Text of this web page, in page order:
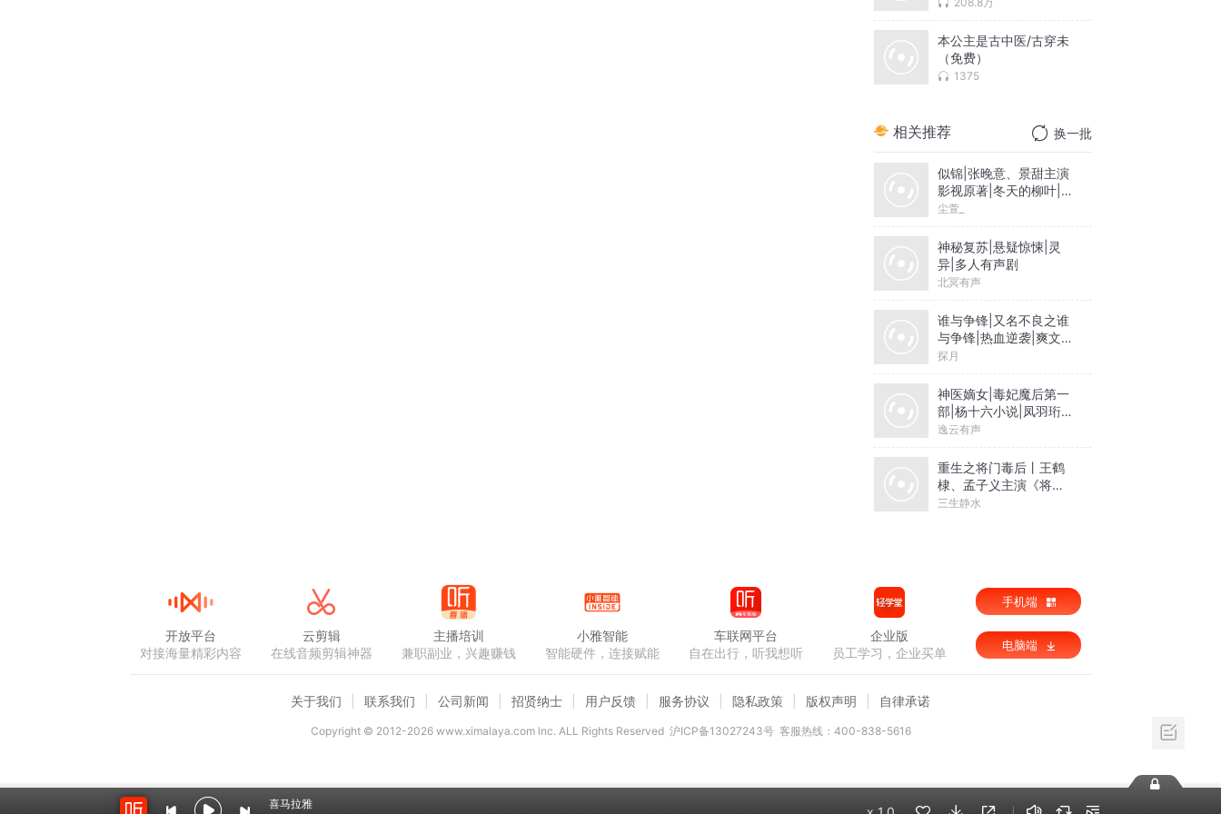
本公主是古中医/古穿未
（免费）
1375
相关推荐 换一批
似锦|张晚意、景甜主演
影视原著|冬天的柳叶|尘
萱&雪月之下领衔|多人
尘萱_
神秘复苏|悬疑惊悚|灵
异|多人有声剧
北冥有声
谁与争锋|又名不良之谁
与争锋|热血逆袭|爽文爆
笑|会员免费
探月
神医嫡女|毒妃魔后第一
部|杨十六小说|凤羽珩玄
天冥
逸云有声
重生之将门毒后丨王鹤
棣、孟子义主演《将门
独后》原著丨千山茶客
三生静水
喜马拉雅
开放平台
对接海量精彩内容
云剪辑
在线音频剪辑神器
主播培训
兼职副业，兴趣赚钱
小雅智能
智能硬件，连接赋能
车联网平台
自在出行，听我想听
企业版
员工学习，企业买单
手机端
电脑端
关于我们 联系我们 公司新闻 招贤纳士 用户反馈 服务协议 隐私政策 版权声明 自律承诺
Copyright © 2012-2026www.ximalaya.com lnc. ALL Rights Reserved 沪ICP备13027243号 客服热线：400-838-5616